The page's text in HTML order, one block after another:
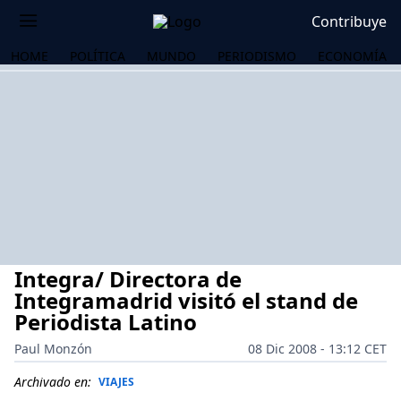
Contribuye
HOME POLÍTICA MUNDO PERIODISMO ECONOMÍA
Integra/ Directora de
Integramadrid visitó el stand de
Periodista Latino
Paul Monzón
08 Dic 2008 - 13:12 CET
Archivado en: VIAJES